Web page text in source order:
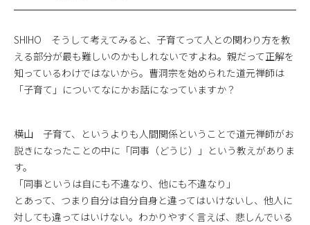
SHIHO そうして考えてみると、子育てって人との関わり方を教
える部分が最も難しいのかもしれないですよね。親だって正解を
知っているわけではないから。曹洞宗を始められた道元禅師は
「子育て」についてなにかお話になっていますか？
横山 子育て、というよりも人間関係ということで道元禅師がお
説きになったことの中に「同事（どうじ）」という教えがありま
す。
「同事というは自にも不違なり、他にも不違なり」
とあって、つまり自分は自分自身と違ってはいけないし、他人に
対しても違ってはいけない。わかりやすく言えば、悲しんでいる